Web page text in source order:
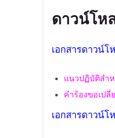
ดาวน์โห
เอกสารดาวน์โ
แนวปฏิบัติสำ
คําร้องขอเป
เอกสารดาวน์โ